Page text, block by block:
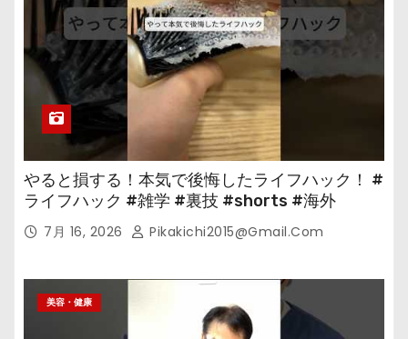
やると損する！本気で後悔したライフハック！ #
ライフハック #雑学 #裏技 #shorts #海外
7月 16, 2026 Pikakichi2015@gmail.com
美容・健康